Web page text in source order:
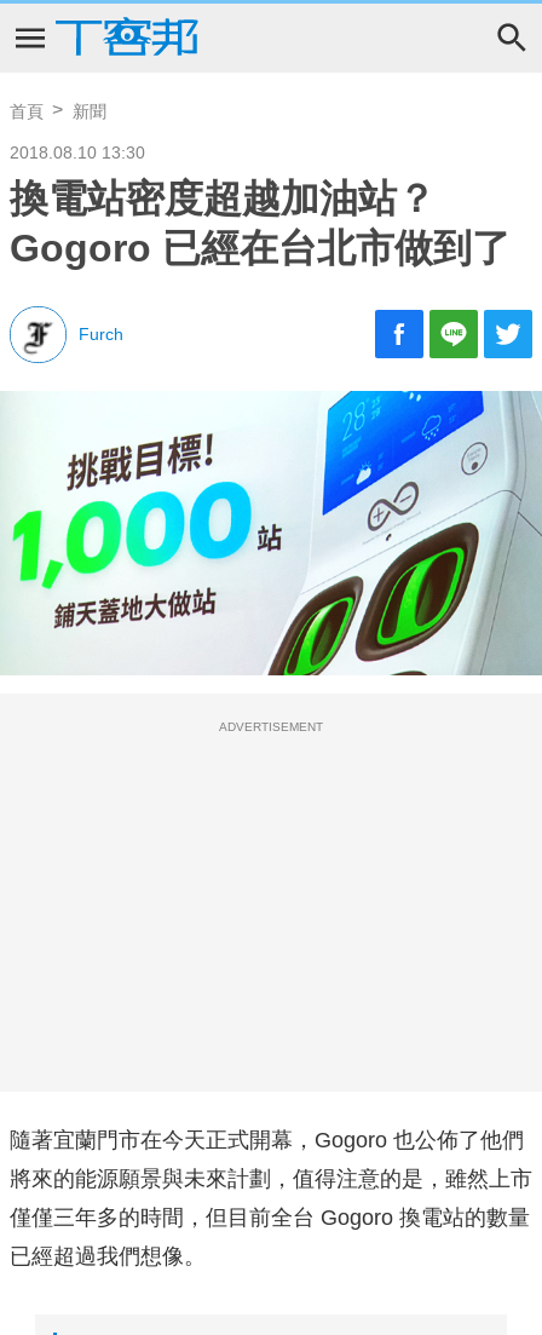
首頁 新聞
2018.08.10 13:30
換電站密度超越加油站？
Gogoro 已經在台北市做到了
Furch
ADVERTISEMENT
隨著宜蘭門市在今天正式開幕，Gogoro 也公佈了他們
將來的能源願景與未來計劃，值得注意的是，雖然上市
僅僅三年多的時間，但目前全台 Gogoro 換電站的數量
已經超過我們想像。